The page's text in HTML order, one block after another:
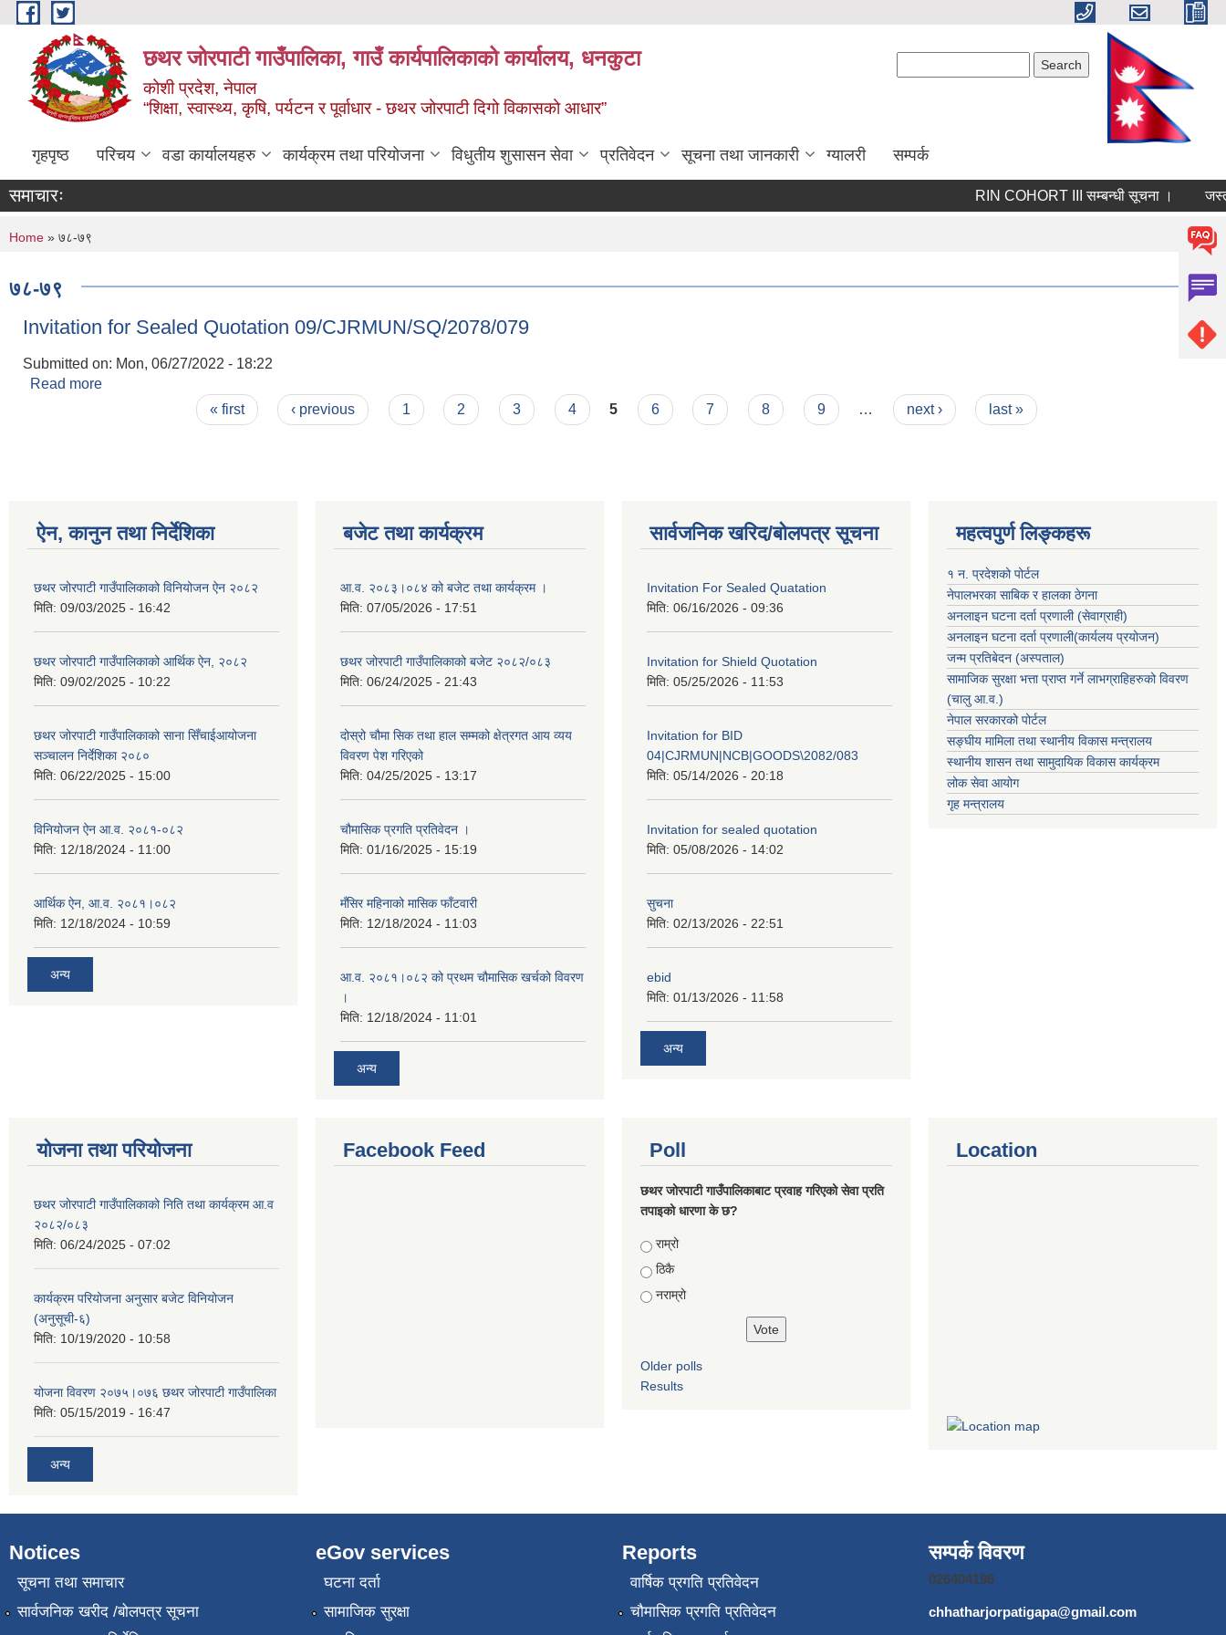
Skip to main content
छथर जोरपाटी गाउँपालिका, गाउँ कार्यपालिकाको कार्यालय, धनकुटा
कोशी प्रदेश, नेपाल
“शिक्षा, स्वास्थ्य, कृषि, पर्यटन र पूर्वाधार - छथर जोरपाटी दिगो विकासको आधार”
गृहपृष्ठ परिचय वडा कार्यालयहरु कार्यक्रम तथा परियोजना विधुतीय शुसासन सेवा प्रतिवेदन सूचना तथा जानकारी ग्यालरी सम्पर्क
समाचारः RIN COHORT III सम्बन्धी सूचना ।
You are here
Home » ७८-७९
७८-७९
Invitation for Sealed Quotation 09/CJRMUN/SQ/2078/079
Submitted on: Mon, 06/27/2022 - 18:22
Read more
« first ‹ previous 1 2 3 4 5 6 7 8 9 … next › last »
ऐन, कानुन तथा निर्देशिका
छथर जोरपाटी गाउँपालिकाको विनियोजन ऐन २०८२
मिति: 09/03/2025 - 16:42
छथर जोरपाटी गाउँपालिकाको आर्थिक ऐन, २०८२
मिति: 09/02/2025 - 10:22
छथर जोरपाटी गाउँपालिकाको साना सिँचाईआयोजना
सञ्चालन निर्देशिका २०८०
मिति: 06/22/2025 - 15:00
विनियोजन ऐन आ.व. २०८१-०८२
मिति: 12/18/2024 - 11:00
आर्थिक ऐन, आ.व. २०८१।०८२
मिति: 12/18/2024 - 10:59
अन्य
बजेट तथा कार्यक्रम
आ.व. २०८३।०८४ को बजेट तथा कार्यक्रम ।
मिति: 07/05/2026 - 17:51
छथर जोरपाटी गाउँपालिकाको बजेट २०८२/०८३
मिति: 06/24/2025 - 21:43
दोस्रो चौमा सिक तथा हाल सम्मको क्षेत्रगत आय व्यय
विवरण पेश गरिएको
मिति: 04/25/2025 - 13:17
चौमासिक प्रगति प्रतिवेदन ।
मिति: 01/16/2025 - 15:19
मँसिर महिनाको मासिक फाँटवारी
मिति: 12/18/2024 - 11:03
आ.व. २०८१।०८२ को प्रथम चौमासिक खर्चको विवरण
।
मिति: 12/18/2024 - 11:01
अन्य
सार्वजनिक खरिद/बोलपत्र सूचना
Invitation For Sealed Quatation
मिति: 06/16/2026 - 09:36
Invitation for Shield Quotation
मिति: 05/25/2026 - 11:53
Invitation for BID
04|CJRMUN|NCB|GOODS\2082/083
मिति: 05/14/2026 - 20:18
Invitation for sealed quotation
मिति: 05/08/2026 - 14:02
सुचना
मिति: 02/13/2026 - 22:51
ebid
मिति: 01/13/2026 - 11:58
अन्य
महत्वपुर्ण लिङ्कहरू
१ न. प्रदेशको पोर्टल
नेपालभरका साबिक र हालका ठेगना
अनलाइन घटना दर्ता प्रणाली (सेवाग्राही)
अनलाइन घटना दर्ता प्रणाली(कार्यलय प्रयोजन)
जन्म प्रतिबेदन (अस्पताल)
सामाजिक सुरक्षा भत्ता प्राप्त गर्ने लाभग्राहिहरुको विवरण
(चालु आ.व.)
नेपाल सरकारको पोर्टल
सङ्घीय मामिला तथा स्थानीय विकास मन्त्रालय
स्थानीय शासन तथा सामुदायिक विकास कार्यक्रम
लोक सेवा आयोग
गृह मन्त्रालय
योजना तथा परियोजना
छथर जोरपाटी गाउँपालिकाको निति तथा कार्यक्रम आ.व
२०८२/०८३
मिति: 06/24/2025 - 07:02
कार्यक्रम परियोजना अनुसार बजेट विनियोजन
(अनुसूची-६)
मिति: 10/19/2020 - 10:58
योजना विवरण २०७५।०७६ छथर जोरपाटी गाउँपालिका
मिति: 05/15/2019 - 16:47
अन्य
Facebook Feed Poll
छथर जोरपाटी गाउँपालिकाबाट प्रवाह गरिएको सेवा प्रति
तपाइको धारणा के छ?
Choices
राम्रो
ठिकै
नराम्रो
Older polls
Results
Location
Notices
सूचना तथा समाचार
सार्वजनिक खरीद /बोलपत्र सूचना
eGov services
घटना दर्ता
सामाजिक सुरक्षा
Reports
वार्षिक प्रगति प्रतिवेदन
चौमासिक प्रगति प्रतिवेदन
सम्पर्क विवरण
026404196
chhatharjorpatigapa@gmail.com